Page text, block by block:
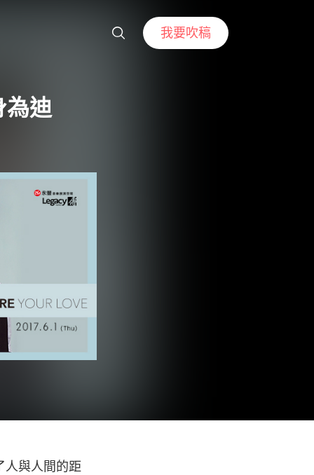
我要吹稿
為迪
人與人間的距